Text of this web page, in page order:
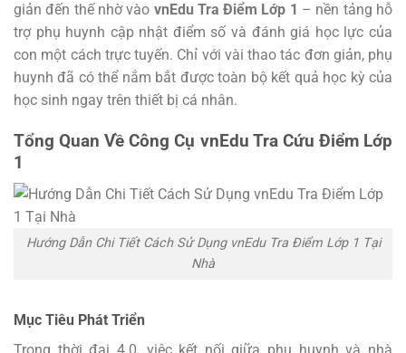
giản đến thế nhờ vào vnEdu Tra Điểm Lớp 1 – nền tảng hỗ
trợ phụ huynh cập nhật điểm số và đánh giá học lực của
con một cách trực tuyến. Chỉ với vài thao tác đơn giản, phụ
huynh đã có thể nắm bắt được toàn bộ kết quả học kỳ của
học sinh ngay trên thiết bị cá nhân.
Tổng Quan Về Công Cụ vnEdu Tra Cứu Điểm Lớp
1
Hướng Dẫn Chi Tiết Cách Sử Dụng vnEdu Tra Điểm Lớp 1 Tại
Nhà
Mục Tiêu Phát Triển